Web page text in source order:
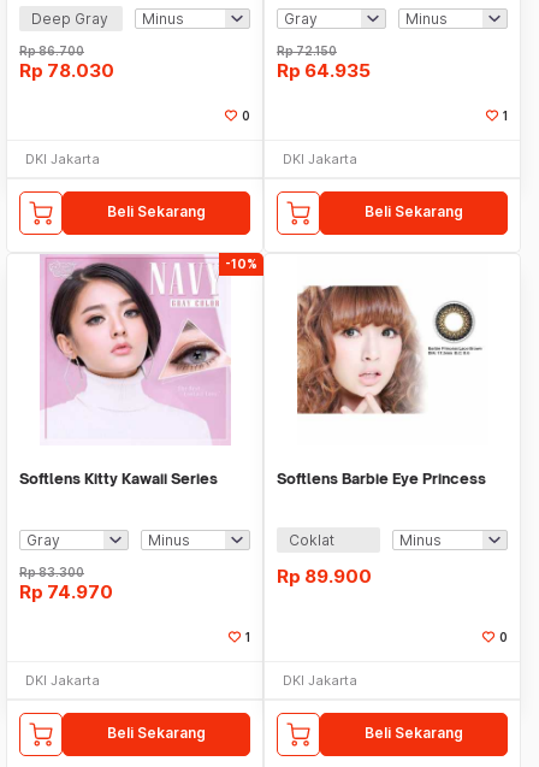
Deep Gray
Rp86.700
Rp 78.030
0
DKI Jakarta
Beli Sekarang
Rp72.150
Rp 64.935
1
DKI Jakarta
Beli Sekarang
-10%
Softlens Kitty Kawaii Series
Rp83.300
Rp 74.970
1
DKI Jakarta
Beli Sekarang
Softlens Barbie Eye Princess
Coklat
Rp 89.900
0
DKI Jakarta
Beli Sekarang